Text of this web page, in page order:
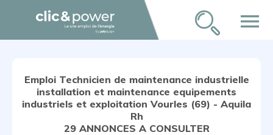
menu
Emploi Technicien de maintenance industrielle
installation et maintenance equipements
industriels et exploitation Vourles (69) - Aquila
Rh
29 ANNONCES A CONSULTER